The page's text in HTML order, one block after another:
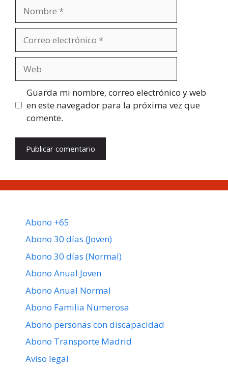
electrónico
Guarda mi nombre, correo electrónico y web
en este navegador para la próxima vez que
comente.
Abono +65
Abono 30 días (Joven)
Abono 30 días (Normal)
Abono Anual Joven
Abono Anual Normal
Abono Familia Numerosa
Abono personas con discapacidad
Abono Transporte Madrid
Aviso legal